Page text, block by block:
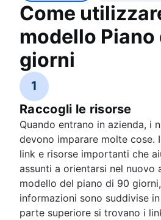
Come
modello Piano
giorni
1
Raccogli le risorse
Quando entrano in azienda, i
devono imparare molte cose.
link e risorse importanti che
assunti a orientarsi nel nuovo
modello del piano di 90
informazioni sono suddivise
parte superiore si trovano i